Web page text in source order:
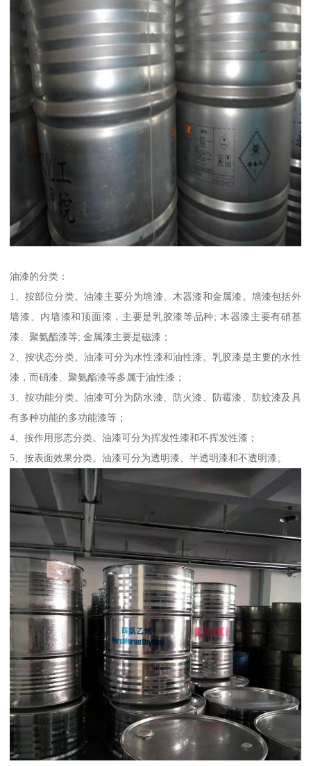
油漆的分类：
1、按部位分类。油漆主要分为墙漆、木器漆和金属漆。墙漆包括外
墙漆、内墙漆和顶面漆，主要是乳胶漆等品种; 木器漆主要有硝基
漆、聚氨酯漆等; 金属漆主要是磁漆；
2、按状态分类。油漆可分为水性漆和油性漆。乳胶漆是主要的水性
漆，而硝漆、聚氨酯漆等多属于油性漆；
3、按功能分类。油漆可分为防水漆、防火漆、防霉漆、防蚊漆及具
有多种功能的多功能漆等；
4、按作用形态分类。油漆可分为挥发性漆和不挥发性漆；
5、按表面效果分类。油漆可分为透明漆、半透明漆和不透明漆。